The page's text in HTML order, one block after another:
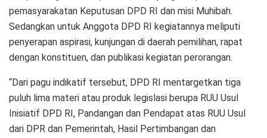
pemasyarakatan Keputusan DPD RI dan misi Muhibah.
Sedangkan untuk Anggota DPD RI kegiatannya meliputi
penyerapan aspirasi, kunjungan di daerah pemilihan, rapat
dengan konstituen, dan publikasi kegiatan perorangan.
“Dari pagu indikatif tersebut, DPD RI mentargetkan tiga
puluh lima materi atau produk legislasi berupa RUU Usul
Inisiatif DPD RI, Pandangan dan Pendapat atas RUU Usul
dari DPR dan Pemerintah, Hasil Pertimbangan dan